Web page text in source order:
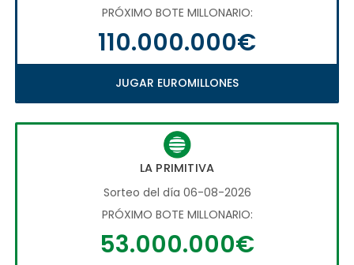
PRÓXIMO BOTE MILLONARIO:
110.000.000€
JUGAR EUROMILLONES
LA PRIMITIVA
Sorteo del día 06-08-2026
PRÓXIMO BOTE MILLONARIO:
53.000.000€